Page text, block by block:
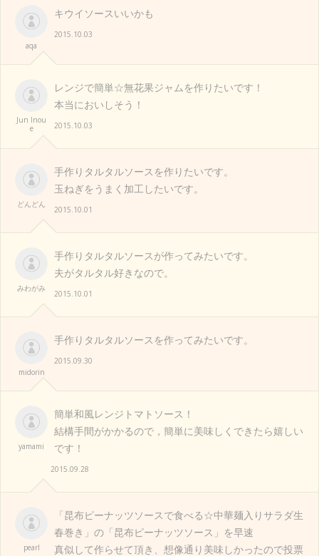
aqa
キウイソースいいかも
2015.10.03
Jun Inou
e
レンジで簡単☆無花果ジャムを作りたいです！
本当においしそう！
2015.10.03
どんどん
手作りタルタルソースを作りたいです。
玉ねぎをうまく加工したいです。
2015.10.01
みわがみ
手作りタルタルソースが作ってみたいです。
夫がタルタル好きなので。
2015.10.01
midorin
手作りタルタルソースを作ってみたいです。
2015.09.30
yamami
簡単和風レンジトマトソース！
結構手間がかかるので，簡単に美味しくできたら嬉しい
です！
2015.09.28
pearl
「昆布ピーナッツソースで食べる☆中華麺入りサラダ生
春巻き」の「昆布ピーナッツソース」を早速
真似して作らせて頂き、想像通り美味しかったので投票